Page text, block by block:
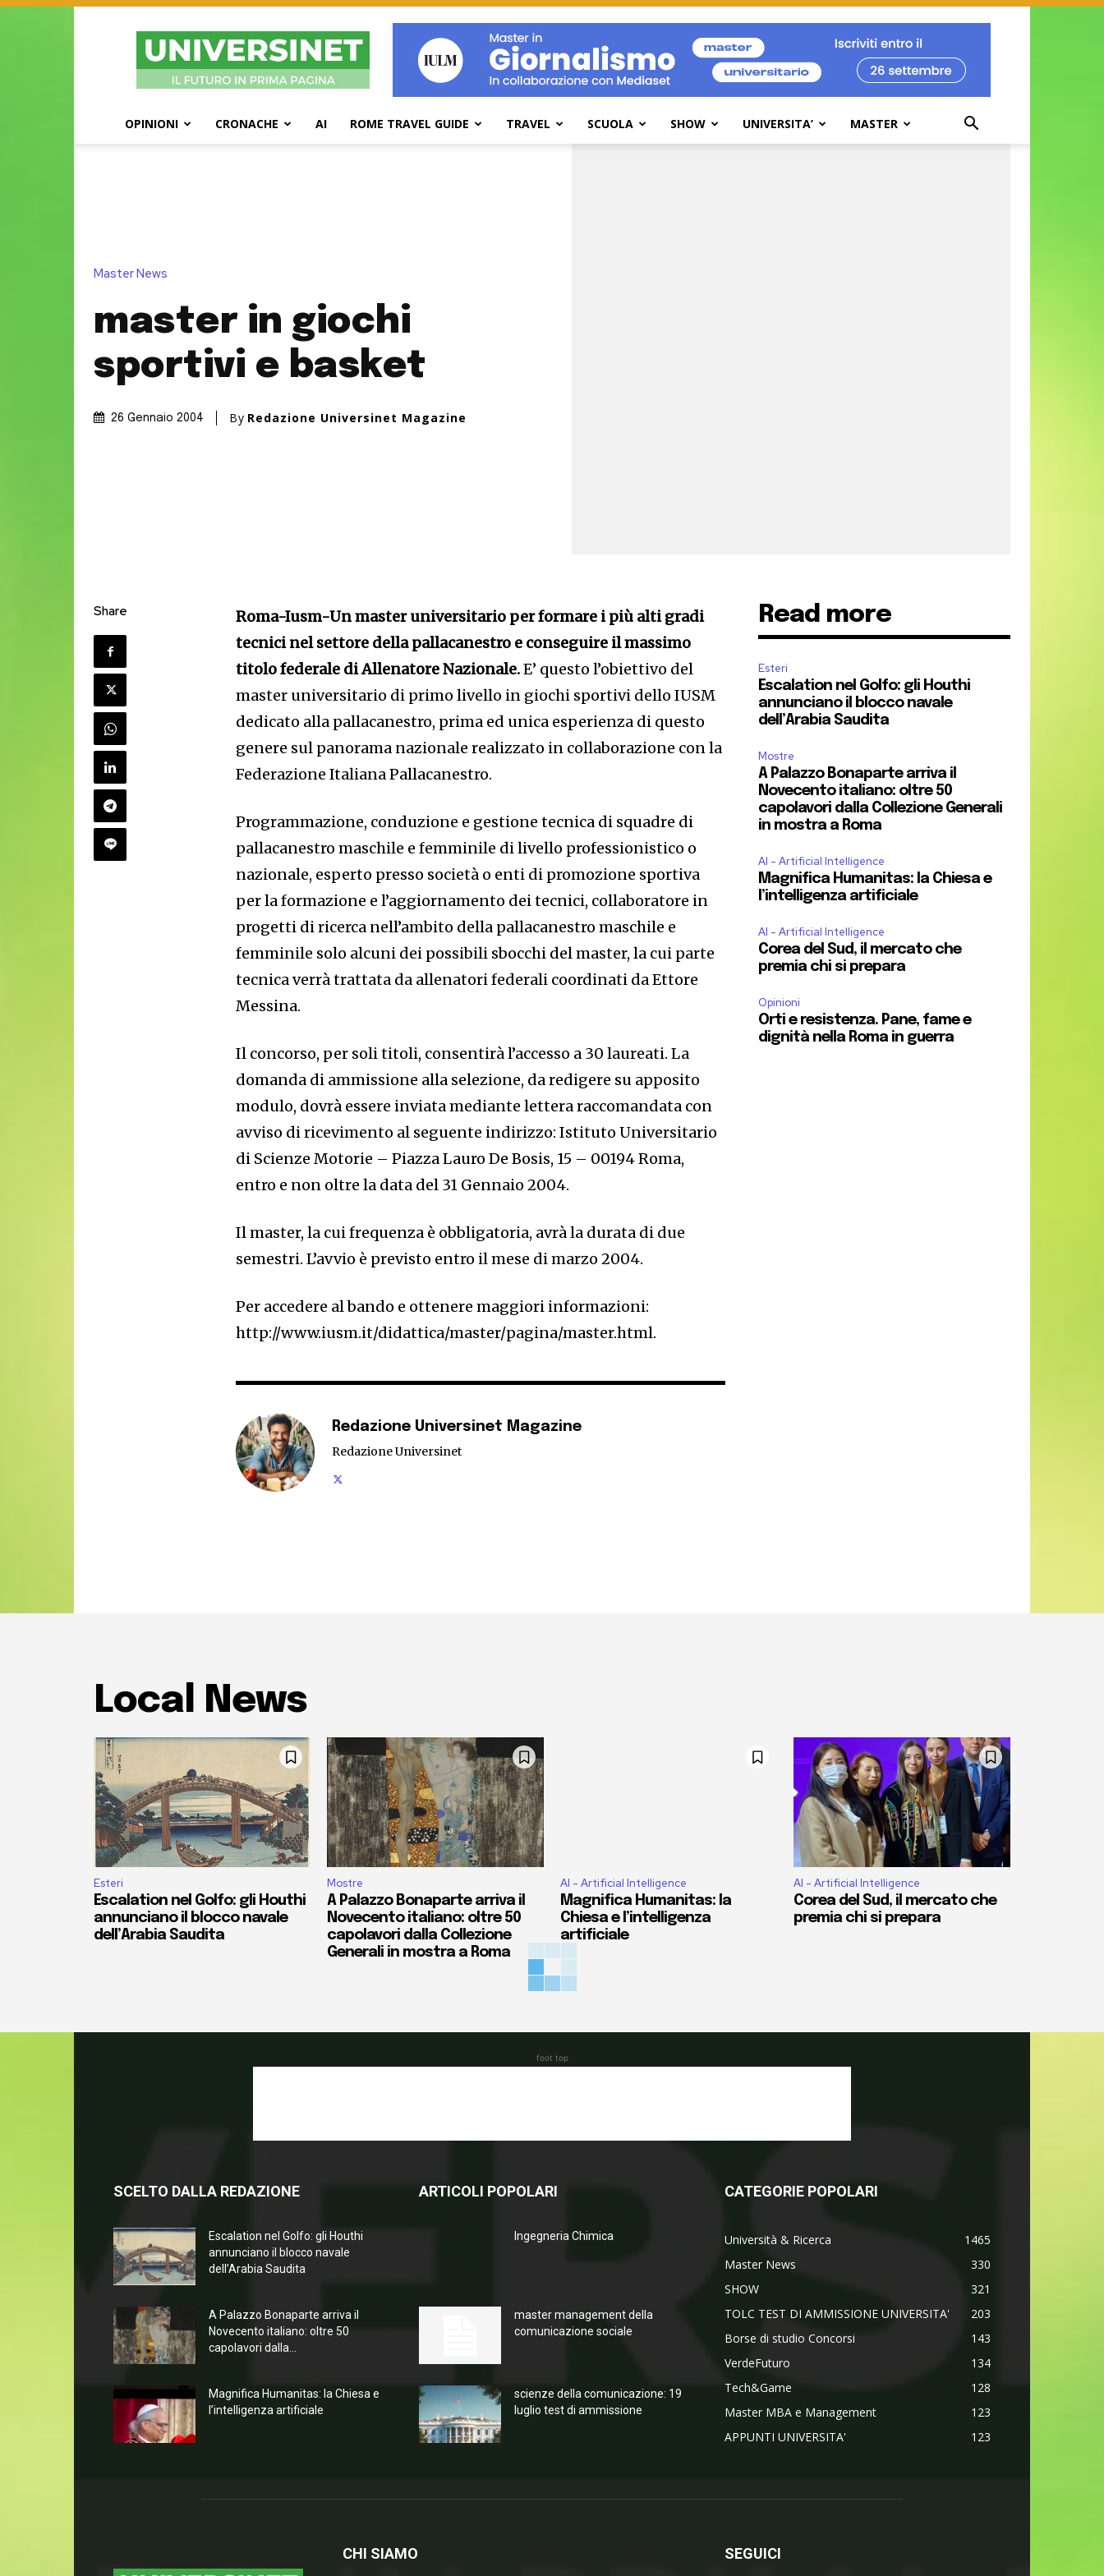
UniversiNet
Magazine
OPINIONI CRONACHE AI ROME TRAVEL GUIDE TRAVEL SCUOLA SHOW UNIVERSITA’ MASTER
Master News
master in giochi
sportivi e basket
26 Gennaio 2004 By Redazione Universinet Magazine
Share
Roma-Iusm-Un master universitario per formare i più alti gradi
tecnici nel settore della pallacanestro e conseguire il massimo
titolo federale di Allenatore Nazionale.E’ questo l’obiettivo del
master universitario di primo livello in giochi sportivi dello IUSM
dedicato alla pallacanestro, prima ed unica esperienza di questo
genere sul panorama nazionale realizzato in collaborazione con la
Federazione Italiana Pallacanestro.
Programmazione, conduzione e gestione tecnica di squadre di
pallacanestro maschile e femminile di livello professionistico o
nazionale, esperto presso società o enti di promozione sportiva
per la formazione e l’aggiornamento dei tecnici, collaboratore in
progetti di ricerca nell’ambito della pallacanestro maschile e
femminile solo alcuni dei possibili sbocchi del master, la cui parte
tecnica verrà trattata da allenatori federali coordinati da Ettore
Messina.
Il concorso, per soli titoli, consentirà l’accesso a 30 laureati. La
domanda di ammissione alla selezione, da redigere su apposito
modulo, dovrà essere inviata mediante lettera raccomandata con
avviso di ricevimento al seguente indirizzo: Istituto Universitario
di Scienze Motorie – Piazza Lauro De Bosis, 15 – 00194 Roma,
entro e non oltre la data del 31 Gennaio 2004.
Il master, la cui frequenza è obbligatoria, avrà la durata di due
semestri. L’avvio è previsto entro il mese di marzo 2004.
Per accedere al bando e ottenere maggiori informazioni:
http://www.iusm.it/didattica/master/pagina/master.html.
Redazione Universinet Magazine
Redazione Universinet
Read more
Esteri
Escalation nel Golfo: gli Houthi
annunciano il blocco navale
dell’Arabia Saudita
Mostre
A Palazzo Bonaparte arriva il
Novecento italiano: oltre 50
capolavori dalla Collezione Generali
in mostra a Roma
AI - Artificial Intelligence
Magnifica Humanitas: la Chiesa e
l’intelligenza artificiale
AI - Artificial Intelligence
Corea del Sud, il mercato che
premia chi si prepara
Opinioni
Orti e resistenza. Pane, fame e
dignità nella Roma in guerra
Local News
Esteri
Escalation nel Golfo: gli Houthi
annunciano il blocco navale
dell’Arabia Saudita
Mostre
A Palazzo Bonaparte arriva il
Novecento italiano: oltre 50
capolavori dalla Collezione
Generali in mostra a Roma
AI - Artificial Intelligence
Magnifica Humanitas: la
Chiesa e l’intelligenza
artificiale
AI - Artificial Intelligence
Corea del Sud, il mercato che
premia chi si prepara
foot top
SCELTO DALLA REDAZIONE
Escalation nel Golfo: gli Houthi
annunciano il blocco navale
dell’Arabia Saudita
A Palazzo Bonaparte arriva il
Novecento italiano: oltre 50
capolavori dalla...
Magnifica Humanitas: la Chiesa e
l’intelligenza artificiale
ARTICOLI POPOLARI
Ingegneria Chimica
master management della
comunicazione sociale
scienze della comunicazione: 19
luglio test di ammissione
CATEGORIE POPOLARI
Università & Ricerca
1465
Master News
330
SHOW
321
TOLC TEST DI AMMISSIONE UNIVERSITA'
203
Borse di studio Concorsi
143
VerdeFuturo
134
Tech&Game
128
Master MBA e Management
123
APPUNTI UNIVERSITA'
123
CHI SIAMO SEGUICI